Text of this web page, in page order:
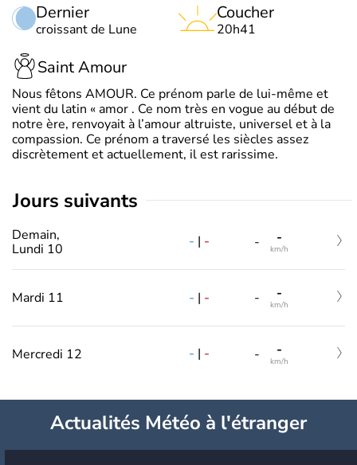
Dernier
croissant de Lune
Coucher
20h41
Saint Amour
Nous fêtons AMOUR. Ce prénom parle de lui-même et
vient du latin « amor . Ce nom très en vogue au début de
notre ère, renvoyait à l’amour altruiste, universel et à la
compassion. Ce prénom a traversé les siècles assez
discrètement et actuellement, il est rarissime.
jours suivants
Demain,
Lundi 10
- | - - -
km/h
Mardi 11 - | - - -
km/h
Mercredi 12 - | - - -
km/h
Actualités Météo à l'étranger